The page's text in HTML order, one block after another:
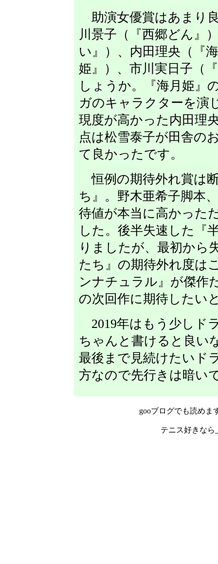
助演女優賞はあまり
川景子（『西郷どん』
い』）、内田理央（『
姫』）、市川実日子（
しょうか。『海月姫』
ガのキャラクターを演
現度が高かった内田理
点は松雪泰子が田舎の
て良かったです。
恒例の期待外れ賞は
ち』。野木亜希子脚本
待値が本当に高かった
した。後半失速した『
りましたが、最初から
たち』の期待外れ度は
ンナチュラル』が傑作
の次回作に期待したい
2019年はもう少しド
ちゃんと書けると良い
最後まで見続けたいド
方なので先行きは暗い
gooブログでも読めま
テニス好きなら